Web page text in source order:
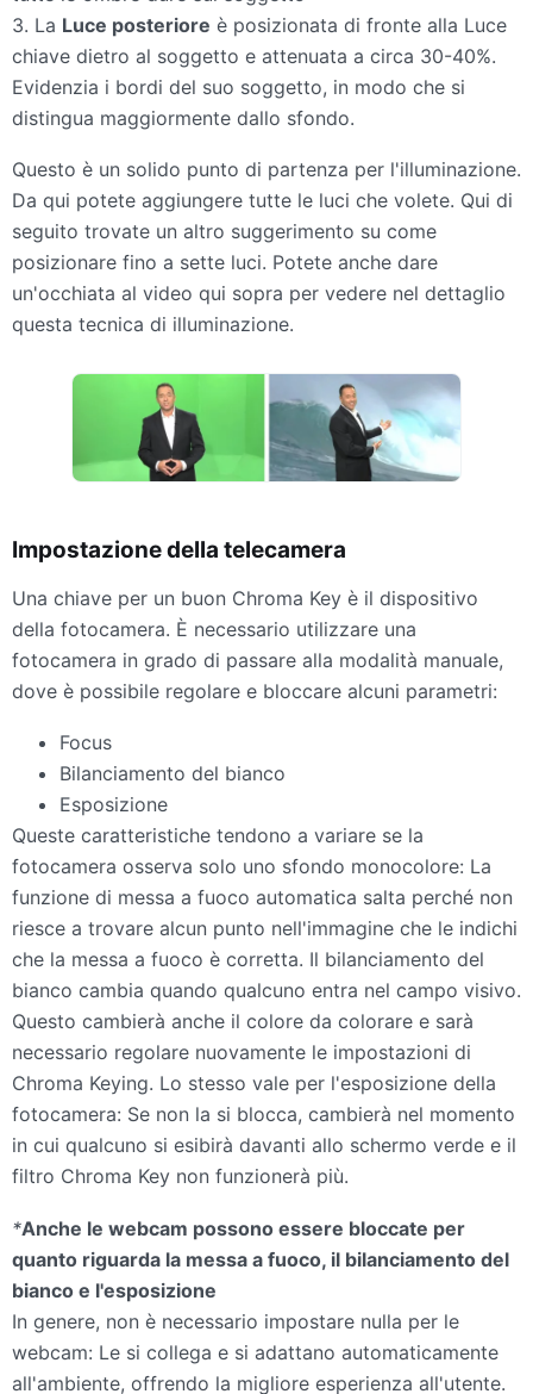
3. La Luce posteriore è posizionata di fronte alla Luce
chiave dietro al soggetto e attenuata a circa 30-40%.
Evidenzia i bordi del suo soggetto, in modo che si
distingua maggiormente dallo sfondo.
Questo è un solido punto di partenza per l'illuminazione.
Da qui potete aggiungere tutte le luci che volete. Qui di
seguito trovate un altro suggerimento su come
posizionare fino a sette luci. Potete anche dare
un'occhiata al video qui sopra per vedere nel dettaglio
questa tecnica di illuminazione.
Impostazione della telecamera
Una chiave per un buon Chroma Key è il dispositivo
della fotocamera. È necessario utilizzare una
fotocamera in grado di passare alla modalità manuale,
dove è possibile regolare e bloccare alcuni parametri:
Focus
Bilanciamento del bianco
Esposizione
Queste caratteristiche tendono a variare se la
fotocamera osserva solo uno sfondo monocolore: La
funzione di messa a fuoco automatica salta perché non
riesce a trovare alcun punto nell'immagine che le indichi
che la messa a fuoco è corretta. Il bilanciamento del
bianco cambia quando qualcuno entra nel campo visivo.
Questo cambierà anche il colore da colorare e sarà
necessario regolare nuovamente le impostazioni di
Chroma Keying. Lo stesso vale per l'esposizione della
fotocamera: Se non la si blocca, cambierà nel momento
in cui qualcuno si esibirà davanti allo schermo verde e il
filtro Chroma Key non funzionerà più.
*Anche le webcam possono essere bloccate per
quanto riguarda la messa a fuoco, il bilanciamento del
bianco e l'esposizione
In genere, non è necessario impostare nulla per le
webcam: Le si collega e si adattano automaticamente
all'ambiente, offrendo la migliore esperienza all'utente.